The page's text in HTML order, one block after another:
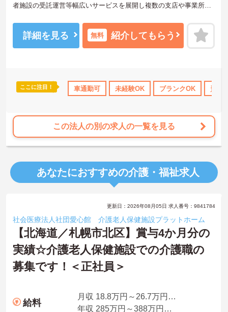
クOK 資格取得サポート 社会保険完備 交通費支給
者施設の受託運営等幅広いサービスを展開し複数の支店や事業所も
ど、さらに詳細をお話しいたしますのでお気軽にご相談ください！
詳細を見る 無料 紹介してもらう
ここに注目！ 車通勤可 未経験OK ブランクOK 資格
この法人の別の求人の一覧を見る
あなたにおすすめの介護・福祉求人
更新日：2026年08月05日 求人番号：9841784
社会医療法人社団愛心館 介護老人保健施設プラットホーム
【北海道／札幌市北区】賞与4か月分の
実績☆介護老人保健施設での介護職の
募集です！＜正社員＞
給料
月収 18.8万円～26.7万円程度
年収 285万円～388万円程度（※別途手当あり）